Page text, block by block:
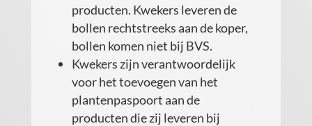
producten. Kwekers leveren de
bollen rechtstreeks aan de koper,
bollen komen niet bij BVS.
Kwekers zijn verantwoordelijk
voor het toevoegen van het
plantenpaspoort aan de
producten die zij leveren bij